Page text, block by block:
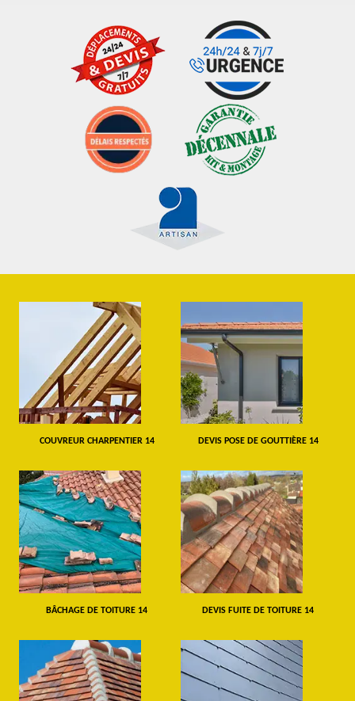
COUVREUR CHARPENTIER 14 DEVIS POSE DE GOUTTIÈRE 14
BÂCHAGE DE TOITURE 14 DEVIS FUITE DE TOITURE 14